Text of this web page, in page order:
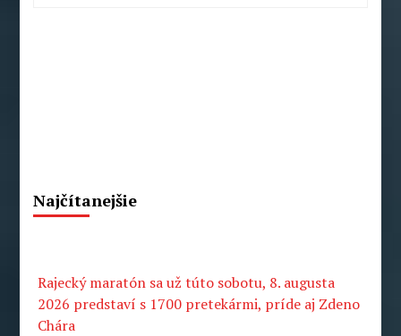
Najčítanejšie
Rajecký maratón sa už túto sobotu, 8. augusta
2026 predstaví s 1700 pretekármi, príde aj Zdeno
Chára